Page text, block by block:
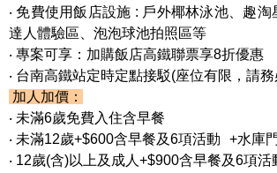
‧ 免費使用飯店設施 : 戶外椰林泳池、趣
達人體驗區、泡泡球池拍照區等
‧ 專案可享： 加購飯店高鐵聯票享8折優惠
‧ 台南高鐵站定時定點接駁(座位有限，請
加人加價：
‧ 未滿6歲免費入住含早餐
‧ 未滿12歲+$600含早餐及6項活動 +水庫
‧ 12歲(含)以上及成人+$900含早餐及6項